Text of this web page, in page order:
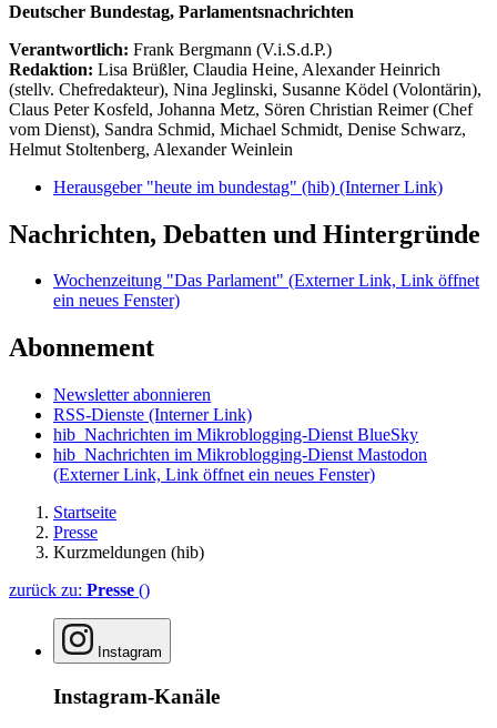
Deutscher Bundestag, Parlamentsnachrichten
Verantwortlich: Frank Bergmann (V.i.S.d.P.)
Redaktion: Lisa Brüßler, Claudia Heine, Alexander Heinrich
(stellv. Chefredakteur), Nina Jeglinski, Susanne Ködel (Volontärin),
Claus Peter Kosfeld, Johanna Metz, Sören Christian Reimer (Chef
vom Dienst), Sandra Schmid, Michael Schmidt, Denise Schwarz,
Helmut Stoltenberg, Alexander Weinlein
Herausgeber "heute im bundestag" (hib) (Interner Link)
Nachrichten, Debatten und Hintergründe
Wochenzeitung "Das Parlament" (Externer Link, Link öffnet
ein neues Fenster)
Abonnement
Newsletter abonnieren
RSS-Dienste (Interner Link)
hib_Nachrichten im Mikroblogging-Dienst BlueSky
hib_Nachrichten im Mikroblogging-Dienst Mastodon
(Externer Link, Link öffnet ein neues Fenster)
Startseite
Presse
Kurzmeldungen (hib)
zurück zu: Presse ()
Instagram
Instagram-Kanäle